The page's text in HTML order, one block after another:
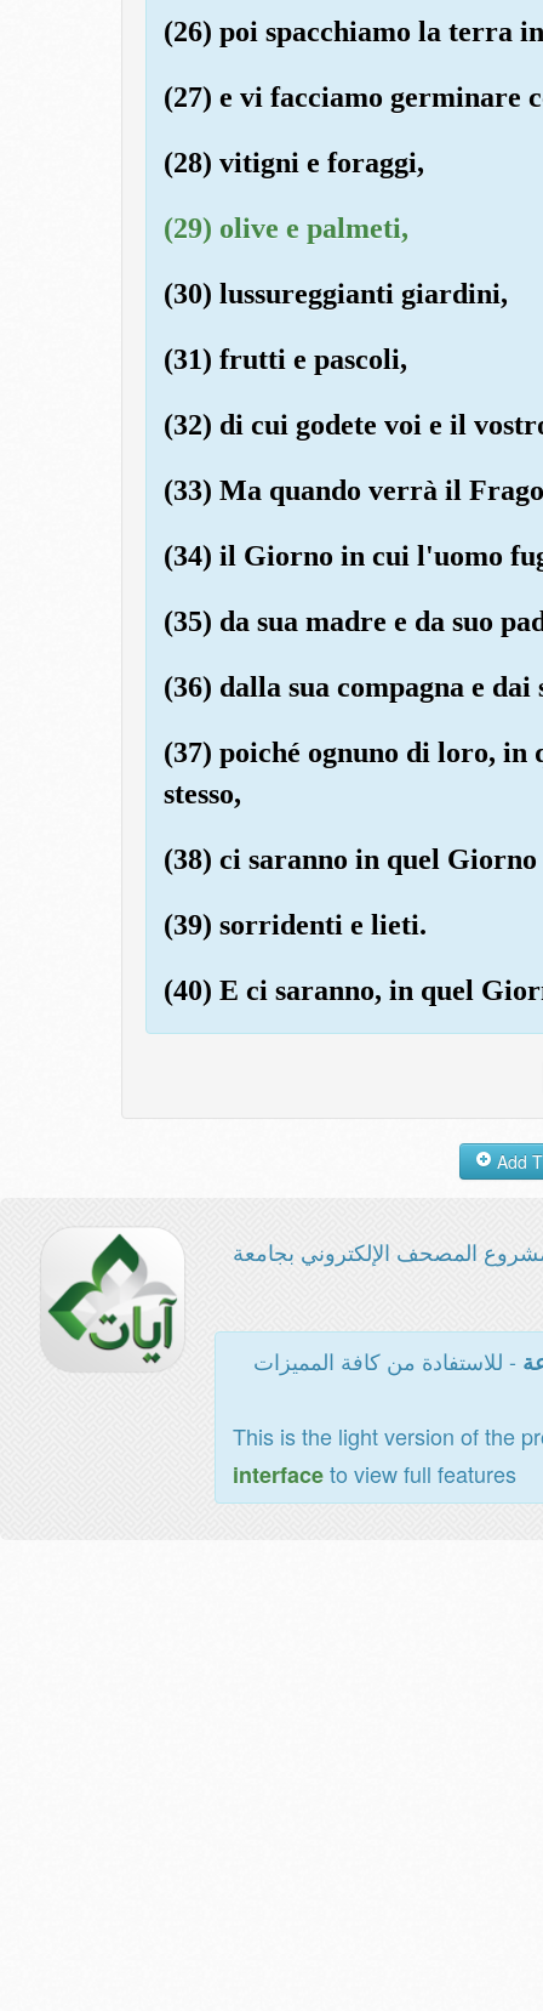
(26) poi spacchiamo la terra
(27) e vi facciamo germinare
(28) vitigni e foraggi,
(29) olive e palmeti,
(30) lussureggianti giardini,
(31) frutti e pascoli,
(32) di cui godete voi e il
(33) Ma quando verrà il
(34) il Giorno in cui l'uomo
(35) da sua madre e da suo
(36) dalla sua compagna e
(37) poiché ognuno di loro, in
stesso,
(38) ci saranno in quel
(39) sorridenti e lieti.
(40) E ci saranno, in quel
المصحف الإلكتروني بجامعة
- للاستفادة من كافة المميزات
This is the light version of the
interfaceto view full features